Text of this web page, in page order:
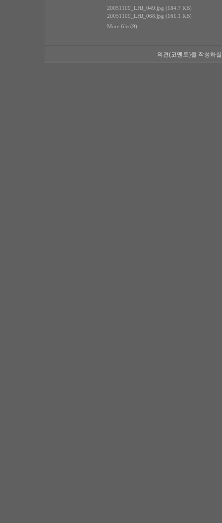
20051109_LHJ_049.jpg (184.7 KB)
20051109_LHJ_068.jpg (161.1 KB)
More files(9)...
의견(코멘트)을 작성하